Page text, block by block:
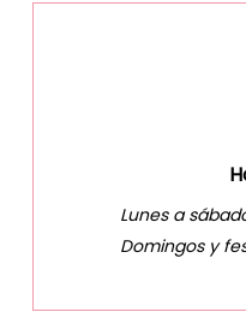
Lunes a
Domingos y